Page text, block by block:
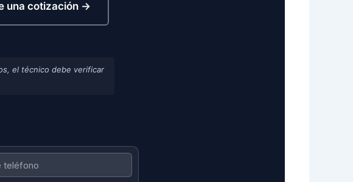
una cotización →
el técnico debe verificar